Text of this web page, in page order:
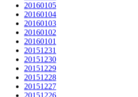
20160105
20160104
20160103
20160102
20160101
20151231
20151230
20151229
20151228
20151227
20151226